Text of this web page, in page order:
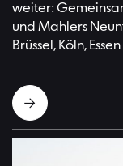
weiter:
und Mahlers
Brüssel, Köln,